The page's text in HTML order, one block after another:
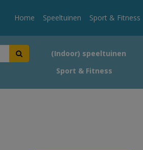
Home Speeltuinen Sport & Fitness
(Indoor) speeltuinen
Sport & Fitness